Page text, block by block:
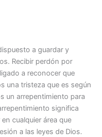
a guardar y
Recibir perdón por
a reconocer que
una tristeza que es según
un arrepentimiento para
significa
cualquier área que
a las leyes de Dios.